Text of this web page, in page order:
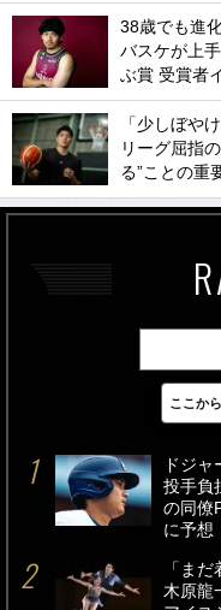
38歳でも進
バスケが上
ぶ賞 受賞者
「少しぼや
リーグ屈指
る”ことの重
最新
ドジ
投手負
の同僚
に予想
「ま
木原龍
ここか